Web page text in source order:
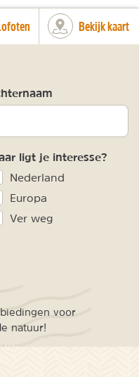
Bekijk kaart
ligt je interesse?
Nederland
Europa
Ver weg
voor
natuur!